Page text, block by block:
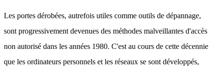
Les portes dérobées, autrefois utiles comme outils de dépannage,
sont progressivement devenues des méthodes malveillantes d'accès
non autorisé dans les années 1980. C'est au cours de cette décennie
que les ordinateurs personnels et les réseaux se sont développés,